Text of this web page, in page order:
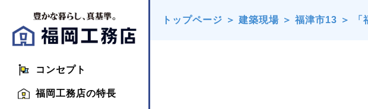
コンセプト
福岡工務店の特長
トップページ ＞ 建築現場 ＞ 福津市13 ＞